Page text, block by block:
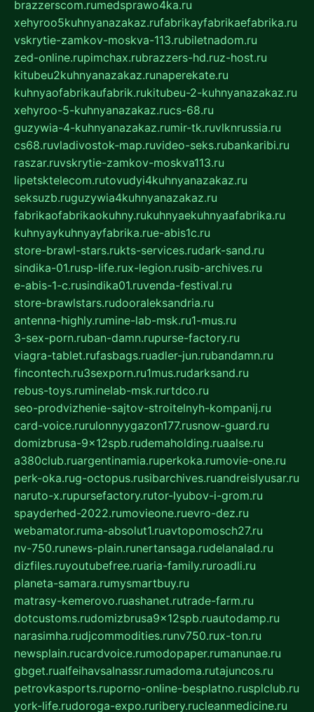
brazzerscom.rumedsprawo4ka.ru
xehyroo5kuhnyanazakaz.rufabrikayfabrikaefabrika.ru
vskrytie-zamkov-moskva-113.rubiletnadom.ru
zed-online.rupimchax.rubrazzers-hd.ruz-host.ru
kitubeu2kuhnyanazakaz.runaperekate.ru
kuhnyaofabrikaufabrik.rukitubeu-2-kuhnyanazakaz.ru
xehyroo-5-kuhnyanazakaz.rucs-68.ru
guzywia-4-kuhnyanazakaz.rumir-tk.ruvlknrussia.ru
cs68.ruvladivostok-map.ruvideo-seks.rubankaribi.ru
raszar.ruvskrytie-zamkov-moskva113.ru
lipetsktelecom.rutovudyi4kuhnyanazakaz.ru
seksuzb.ruguzywia4kuhnyanazakaz.ru
fabrikaofabrikaokuhny.rukuhnyaekuhnyaafabrika.ru
kuhnyaykuhnyayfabrika.rue-abis1c.ru
store-brawl-stars.rukts-services.rudark-sand.ru
sindika-01.rusp-life.rux-legion.rusib-archives.ru
e-abis-1-c.rusindika01.ruvenda-festival.ru
store-brawlstars.rudooraleksandria.ru
antenna-highly.rumine-lab-msk.ru1-mus.ru
3-sex-porn.ruban-damn.rupurse-factory.ru
viagra-tablet.rufasbags.ruadler-jun.rubandamn.ru
fincontech.ru3sexporn.ru1mus.rudarksand.ru
rebus-toys.ruminelab-msk.rurtdco.ru
seo-prodvizhenie-sajtov-stroitelnyh-kompanij.ru
card-voice.rurulonnyygazon177.rusnow-guard.ru
domizbrusa-9x12spb.rudemaholding.ruaalse.ru
a380club.ruargentinamia.ruperkoka.rumovie-one.ru
perk-oka.rug-octopus.rusibarchives.ruandreislyusar.ru
naruto-x.rupursefactory.rutor-lyubov-i-grom.ru
spayderhed-2022.rumovieone.ruevro-dez.ru
webamator.ruma-absolut1.ruavtopomosch27.ru
nv-750.runews-plain.runertansaga.rudelanalad.ru
dizfiles.ruyoutubefree.ruaria-family.ruroadli.ru
planeta-samara.rumysmartbuy.ru
matrasy-kemerovo.ruashanet.rutrade-farm.ru
dotcustoms.rudomizbrusa9x12spb.ruautodamp.ru
narasimha.rudjcommodities.runv750.rux-ton.ru
newsplain.rucardvoice.rumodopaper.rumanunae.ru
gbget.rualfeihavsalnassr.rumadoma.rutajuncos.ru
petrovkasports.ruporno-online-besplatno.rusplclub.ru
york-life.rudoroga-expo.ruribery.rucleanmedicine.ru